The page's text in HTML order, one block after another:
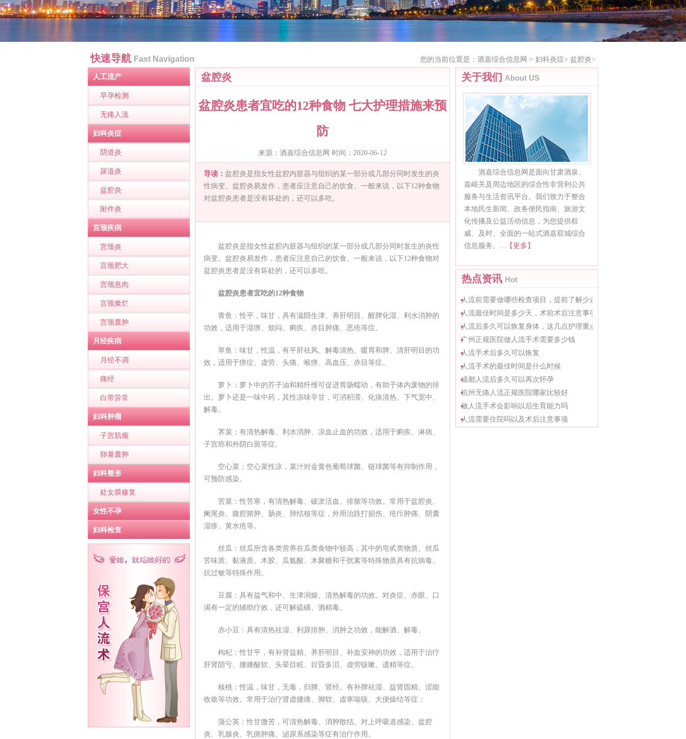
快速导航 Fast Navigation 您的当前位置是： 酒嘉综合信息网 > 妇科炎症> 盆腔炎>
人工流产
早孕检测
无痛人流
妇科炎症
阴道炎
尿道炎
盆腔炎
附件炎
宫颈疾病
宫颈炎
宫颈肥大
宫颈息肉
宫颈糜烂
宫颈囊肿
月经疾病
月经不调
痛经
白带异常
妇科肿瘤
子宫肌瘤
卵巢囊肿
妇科整形
处女膜修复
女性不孕
妇科检查
关于我们 About US
酒嘉综合信息网是面向甘肃酒泉、
嘉峪关及周边地区的综合性非营利公共
服务与生活资讯平台。我们致力于整合
本地民生新闻、政务便民指南、旅游文
化传播及公益活动信息，为您提供权
威、及时、全面的一站式酒嘉双城综合
信息服务。... 【更多】
热点资讯 Hot
人流前需要做哪些检查项目，提前了解少走弯路
人流最佳时间是多少天，术前术后注意事项整理
人流后多久可以恢复身体，这几点护理重点要知道
广州正规医院做人流手术需要多少钱
人流手术后多久可以恢复
人流手术的最佳时间是什么时候
成都人流后多久可以再次怀孕
杭州无痛人流正规医院哪家比较好
做人流手术会影响以后生育能力吗
人流需要住院吗以及术后注意事项
盆腔炎
盆腔炎患者宜吃的12种食物 七大护理措施来预
防
来源：酒嘉综合信息网 时间：2020-06-12
导读： 盆腔炎是指女性盆腔内脏器与组织的某一部分或几部分同时发生的炎
性病变。盆腔炎易发作，患者应注意自己的饮食。一般来说，以下12种食物
对盆腔炎患者是没有坏处的，还可以多吃。
盆腔炎是指女性盆腔内脏器与组织的某一部分或几部分同时发生的炎性
病变。盆腔炎易发作，患者应注意自己的饮食。一般来说，以下12种食物对
盆腔炎患者是没有坏处的，还可以多吃。
盆腔炎患者宜吃的12种食物
青鱼：性平，味甘，具有滋阴生津、养肝明目、醒脾化湿、利水消肿的
功效，适用于湿痹、烦闷、痢疾、赤目肿痛、恶疮等症。
草鱼：味甘，性温，有平肝祛风、解毒清热、暖胃和脾、清肝明目的功
效，适用于痹症、虚劳、头痛、喉痹、高血压、赤目等症。
萝卜：萝卜中的芥子油和精纤维可促进胃肠蠕动，有助于体内废物的排
出。萝卜还是一味中药，其性凉味辛甘，可消积滞、化痰清热、下气宽中、
解毒。
荠菜：有清热解毒、利水消肿、凉血止血的功效，适用于痢疾、淋病、
子宫癌和外阴白斑等症。
空心菜：空心菜性凉，菜汁对金黄色葡萄球菌、链球菌等有抑制作用，
可预防感染。
苦菜：性苦寒，有清热解毒、破淤活血、排脓等功效。常用于盆腔炎、
阑尾炎、腹腔脓肿、肠炎、肺结核等症，外用治跌打损伤、疮疖肿痛、阴囊
湿疹、黄水疮等。
丝瓜：丝瓜所含各类营养在瓜类食物中较高，其中的皂甙类物质、丝瓜
苦味质、黏液质、木胶、瓜氨酸、木聚糖和干扰素等特殊物质具有抗病毒、
抗过敏等特殊作用。
豆腐：具有益气和中、生津润燥、清热解毒的功效。对炎症、赤眼、口
渴有一定的辅助疗效，还可解硫磺、酒精毒。
赤小豆：具有清热祛湿、利尿排肿、消肿之功效，能解酒、解毒。
枸杞：性甘平，有补肾益精、养肝明目、补血安神的功效，适用于治疗
肝肾阴亏、腰膝酸软、头晕目眩、目昏多泪、虚劳咳嗽、遗精等症。
核桃：性温，味甘，无毒，归脾、肾经。有补脾祛湿、益肾固精、涩能
收敛等功效。常用于治疗肾虚腰痛、脚软、虚寒喘咳、大便燥结等症：
蒲公英：性甘微苦，可清热解毒、消肿散结。对上呼吸道感染、盆腔
炎、乳腺炎、乳痈肿痛、泌尿系感染等症有治疗作用。